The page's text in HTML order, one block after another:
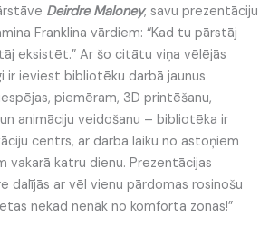
Deirdre Maloney, savu prezentāciju
Franklina vārdiem: “Kad tu pārstāj
eksistēt.” Ar šo citātu viņa vēlējās
ir ieviest bibliotēku darbā jaunus
piemēram, 3D printēšanu,
animāciju veidošanu – bibliotēka ir
centrs, ar darba laiku no astoņiem
vakarā katru dienu. Prezentācijas
dalījās ar vēl vienu pārdomas rosinošu
nekad nenāk no komforta zonas!”